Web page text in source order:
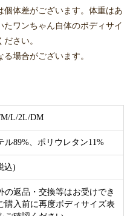
体差がございます。体重はあ
たワンちゃん自体のボディサイ
さい。
場合がございます。
M/L/2L/DM
ル89%、ポリウレタン11%
込)
の返品・交換等はお受けでき
購入前に再度ボディサイズ表